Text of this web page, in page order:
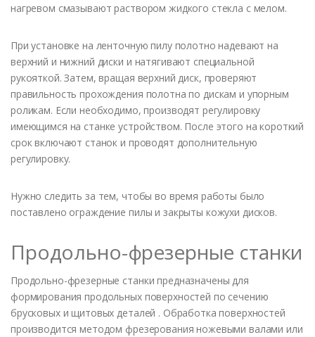
нагревом смазывают раствором жидкого стекла с мелом.
При установке на ленточную пилу полотно надевают на
верхний и нижний диски и натягивают специальной
рукояткой. Затем, вращая верхний диск, проверяют
правильность прохождения полотна по дискам и упорным
роликам. Если необходимо, производят регулировку
имеющимся на станке устройством. После этого на короткий
срок включают станок и проводят дополнительную
регулировку.
Нужно следить за тем, чтобы во время работы было
поставлено ограждение пилы и закрыты кожухи дисков.
Продольно-фрезерные станки
Продольно-фрезерные станки предназначены для
формирования продольных поверхностей по сечению
брусковых и щитовых деталей . Обработка поверхностей
производится методом фрезерования ножевыми валами или